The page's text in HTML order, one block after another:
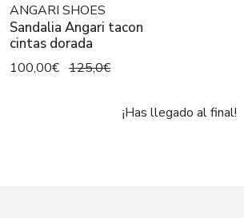
ANGARI SHOES
Sandalia Angari tacon
cintas dorada
100,00€ 125,0€
¡Has llegado al final!